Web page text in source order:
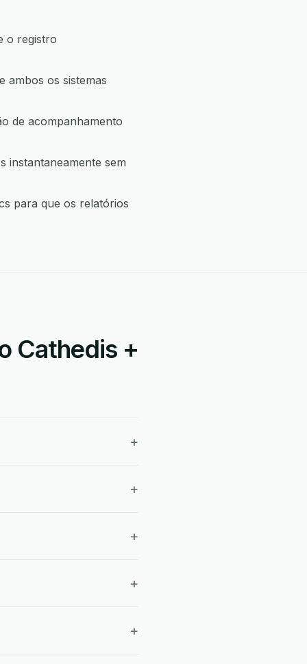
o registro
ambos os sistemas
de acompanhamento
instantaneamente sem
para que os relatórios
Cathedis +
+
+
+
+
+